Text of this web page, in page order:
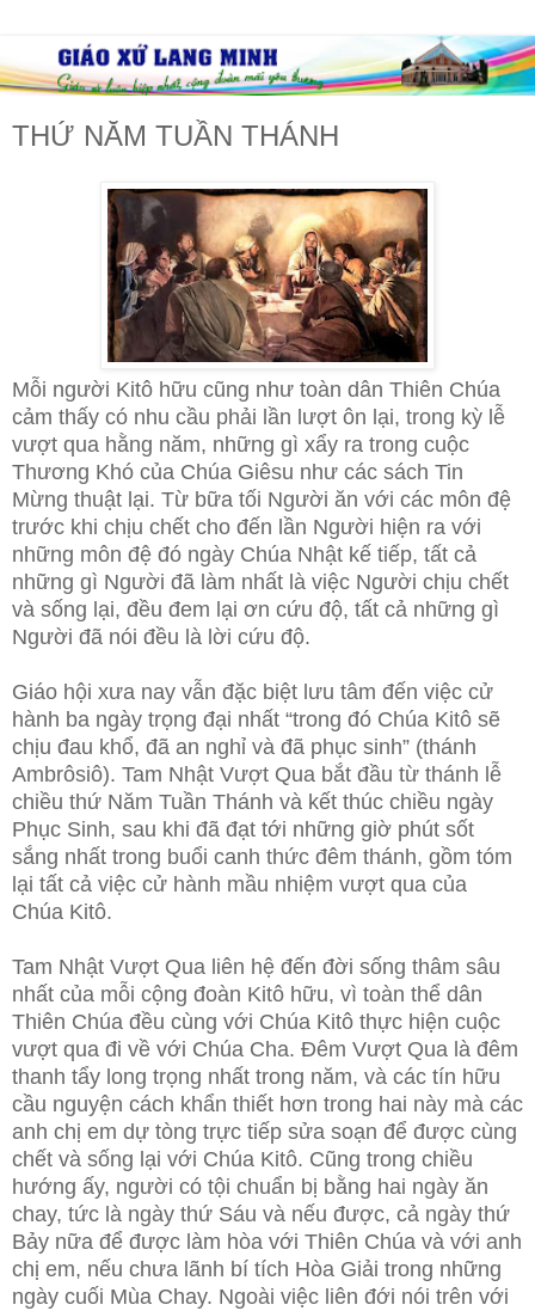
THỨ NĂM TUẦN THÁNH
Mỗi người Kitô hữu cũng như toàn dân Thiên Chúa
cảm thấy có nhu cầu phải lần lượt ôn lại, trong kỳ lễ
vượt qua hằng năm, những gì xẩy ra trong cuộc
Thương Khó của Chúa Giêsu như các sách Tin
Mừng thuật lại. Từ bữa tối Người ăn với các môn đệ
trước khi chịu chết cho đến lần Người hiện ra với
những môn đệ đó ngày Chúa Nhật kế tiếp, tất cả
những gì Người đã làm nhất là việc Người chịu chết
và sống lại, đều đem lại ơn cứu độ, tất cả những gì
Người đã nói đều là lời cứu độ.
Giáo hội xưa nay vẫn đặc biệt lưu tâm đến việc cử
hành ba ngày trọng đại nhất “trong đó Chúa Kitô sẽ
chịu đau khổ, đã an nghỉ và đã phục sinh” (thánh
Ambrôsiô). Tam Nhật Vượt Qua bắt đầu từ thánh lễ
chiều thứ Năm Tuần Thánh và kết thúc chiều ngày
Phục Sinh, sau khi đã đạt tới những giờ phút sốt
sắng nhất trong buổi canh thức đêm thánh, gồm tóm
lại tất cả việc cử hành mầu nhiệm vượt qua của
Chúa Kitô.
Tam Nhật Vượt Qua liên hệ đến đời sống thâm sâu
nhất của mỗi cộng đoàn Kitô hữu, vì toàn thể dân
Thiên Chúa đều cùng với Chúa Kitô thực hiện cuộc
vượt qua đi về với Chúa Cha. Đêm Vượt Qua là đêm
thanh tẩy long trọng nhất trong năm, và các tín hữu
cầu nguyện cách khẩn thiết hơn trong hai này mà các
anh chị em dự tòng trực tiếp sửa soạn để được cùng
chết và sống lại với Chúa Kitô. Cũng trong chiều
hướng ấy, người có tội chuẩn bị bằng hai ngày ăn
chay, tức là ngày thứ Sáu và nếu được, cả ngày thứ
Bảy nữa để được làm hòa với Thiên Chúa và với anh
chị em, nếu chưa lãnh bí tích Hòa Giải trong những
ngày cuối Mùa Chay. Ngoài việc liên đới nói trên với